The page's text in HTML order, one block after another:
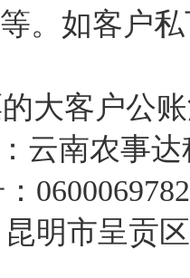
。如客户
大客户公账
南农事达
呈贡区